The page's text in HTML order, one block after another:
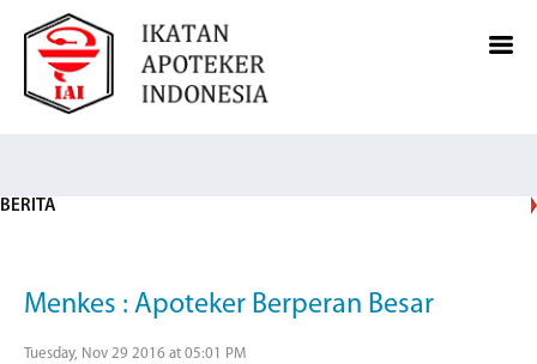
BERITA
Menkes : Apoteker Berperan Besar
Tuesday, Nov 29 2016 at 05:01 PM